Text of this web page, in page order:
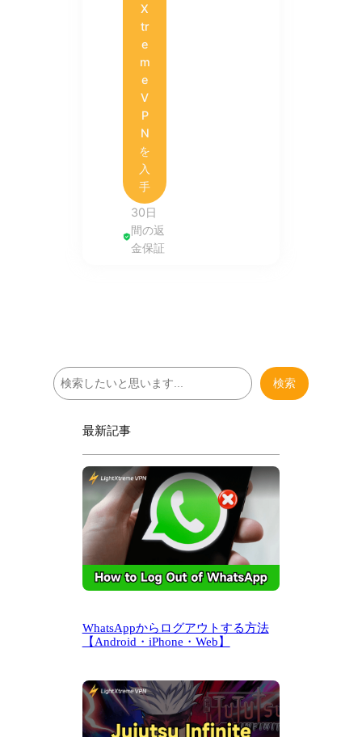
X
tr
e
m
e
V
P
N
を
入
手
30日
間の返
金保証
検
索
検索
最新記事
WhatsAppからログアウトする方法
【Android・iPhone・Web】